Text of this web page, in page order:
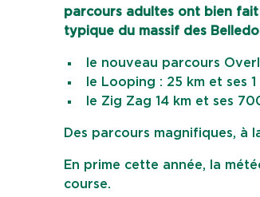
parcours adultes ont bien fait
typique du massif des
le nouveau parcours
le Looping : 25 km et ses
le Zig Zag 14 km et ses
Des parcours magnifiques, à
En prime cette année, la
course.